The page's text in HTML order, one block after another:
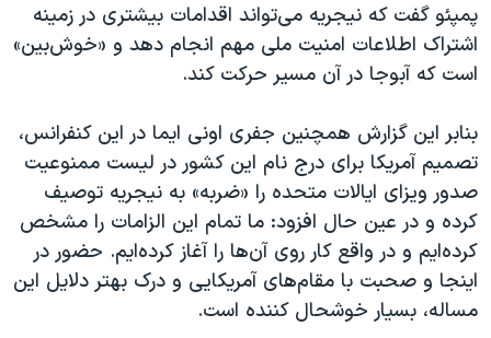
پمپئو گفت که نیجریه می‌تواند اقدامات بیشتری در زمینه
اشتراک اطلاعات امنیت ملی مهم انجام دهد و «خوش‌بین»
است که آبوجا در آن مسیر حرکت کند.
بنابر این گزارش همچنین جفری اونی ایما در این کنفرانس،
تصمیم آمریکا برای درج نام این کشور در لیست ممنوعیت
صدور ویزای ایالات متحده را «ضربه» به نیجریه توصیف
کرده و در عین حال افزود: ما تمام این الزامات را مشخص
کرده‌ایم و در واقع کار روی آن‌ها را آغاز کرده‌ایم. حضور در
اینجا و صحبت با مقام‌های آمریکایی و درک بهتر دلایل این
مساله، بسیار خوشحال کننده است.